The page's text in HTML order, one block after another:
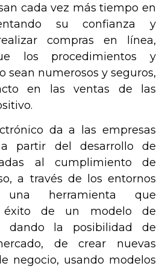
cada vez más tiempo en
su confianza y
compras en línea,
los procedimientos y
sean numerosos y seguros,
en las ventas de las
da a las empresas
partir del desarrollo de
al cumplimiento de
a través de los entornos
herramienta que
éxito de un modelo de
dando la posibilidad de
de crear nuevas
negocio, usando modelos